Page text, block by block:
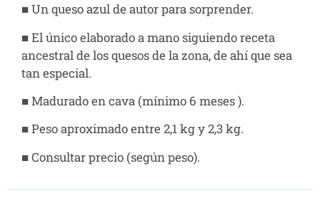
■ Un queso azul de autor para sorprender.
■ El único elaborado a mano siguiendo receta
ancestral de los quesos de la zona, de ahí que sea
tan especial.
■ Madurado en cava (mínimo 6 meses ).
■ Peso aproximado entre 2,1 kg y 2,3 kg.
■ Consultar precio (según peso).